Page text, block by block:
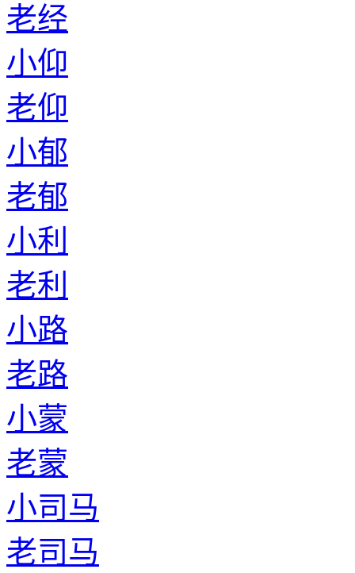
老经
小仰
老仰
小郁
老郁
小利
老利
小路
老路
小蒙
老蒙
小司马
老司马